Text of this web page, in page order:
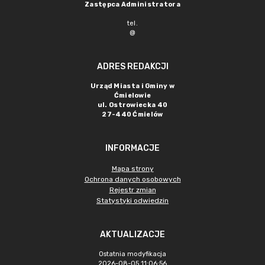
Zastępca Administratora
tel.
@
ADRES REDAKCJI
Urząd Miasta i Gminy w
Ćmielowie
ul. Ostrowiecka 40
27-440 Ćmielów
INFORMACJE
Mapa strony
Ochrona danych osobowych
Rejestr zmian
Statystyki odwiedzin
AKTUALIZACJE
Ostatnia modyfikacja